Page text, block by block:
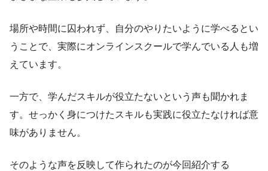
場所や時間に囚われず、自分のやりたいように学べるとい
うことで、実際にオンラインスクールで学んでいる人も増
えています。
一方で、学んだスキルが役立たないという声も聞かれま
す。せっかく身につけたスキルも実践に役立たなければ意
味がありません。
そのような声を反映して作られたのが今回紹介する